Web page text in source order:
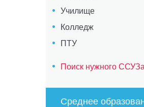
Училище
Колледж
ПТУ
Поиск нужного ССУЗа
Среднее